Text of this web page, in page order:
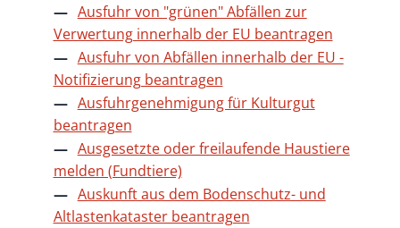
Ausfuhr von "grünen" Abfällen zur
Verwertung innerhalb der EU beantragen
Ausfuhr von Abfällen innerhalb der EU -
Notifizierung beantragen
Ausfuhrgenehmigung für Kulturgut
beantragen
Ausgesetzte oder freilaufende Haustiere
melden (Fundtiere)
Auskunft aus dem Bodenschutz- und
Altlastenkataster beantragen